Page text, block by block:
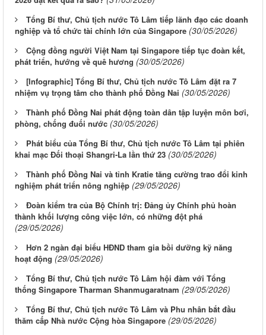
Tổng Bí thư, Chủ tịch nước Tô Lâm tiếp lãnh đạo các doanh
nghiệp và tổ chức tài chính lớn của Singapore (30/05/2026)
Cộng đồng người Việt Nam tại Singapore tiếp tục đoàn kết,
phát triển, hướng về quê hương (30/05/2026)
[Infographic] Tổng Bí thư, Chủ tịch nước Tô Lâm đặt ra 7
nhiệm vụ trọng tâm cho thành phố Đồng Nai (30/05/2026)
Thành phố Đồng Nai phát động toàn dân tập luyện môn bơi,
phòng, chống đuối nước (30/05/2026)
Phát biểu của Tổng Bí thư, Chủ tịch nước Tô Lâm tại phiên
khai mạc Đối thoại Shangri-La lần thứ 23 (30/05/2026)
Thành phố Đồng Nai và tỉnh Kratie tăng cường trao đổi kinh
nghiệm phát triển nông nghiệp (29/05/2026)
Đoàn kiểm tra của Bộ Chính trị: Đảng ủy Chính phủ hoàn
thành khối lượng công việc lớn, có những đột phá
(29/05/2026)
Hơn 2 ngàn đại biểu HĐND tham gia bồi dưỡng kỹ năng
hoạt động (29/05/2026)
Tổng Bí thư, Chủ tịch nước Tô Lâm hội đàm với Tổng
thống Singapore Tharman Shanmugaratnam (29/05/2026)
Tổng Bí thư, Chủ tịch nước Tô Lâm và Phu nhân bắt đầu
thăm cấp Nhà nước Cộng hòa Singapore (29/05/2026)